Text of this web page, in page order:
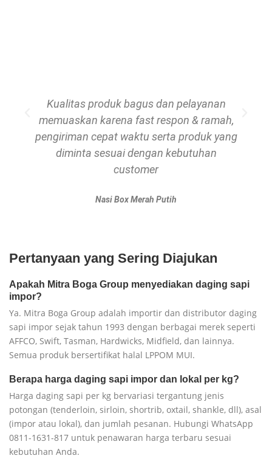
Kualitas produk bagus dan pelayanan
memuaskan karena fast respon & ramah,
pengiriman cepat waktu serta produk yang
diminta sesuai dengan kebutuhan
customer
Nasi Box Merah Putih
Pertanyaan yang Sering Diajukan
Apakah Mitra Boga Group menyediakan daging sapi
impor?
Ya. Mitra Boga Group adalah importir dan distributor daging
sapi impor sejak tahun 1993 dengan berbagai merek seperti
AFFCO, Swift, Tasman, Hardwicks, Midfield, dan lainnya.
Semua produk bersertifikat halal LPPOM MUI.
Berapa harga daging sapi impor dan lokal per kg?
Harga daging sapi per kg bervariasi tergantung jenis
potongan (tenderloin, sirloin, shortrib, oxtail, shankle, dll), asal
(impor atau lokal), dan jumlah pesanan. Hubungi WhatsApp
0811-1631-817 untuk penawaran harga terbaru sesuai
kebutuhan Anda.